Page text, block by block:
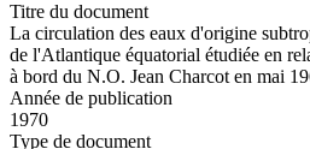
Titre du document
La circulation des eaux d'origine
de l'Atlantique équatorial étudiée en
à bord du N.O. Jean Charcot en mai
Année de publication
1970
Type de document